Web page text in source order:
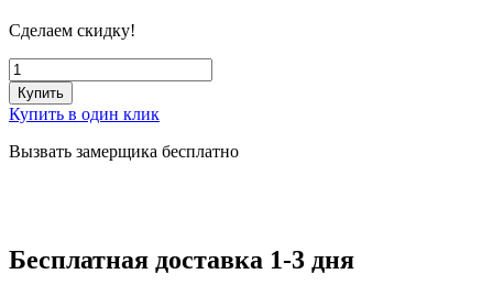
Сделаем скидку!
Купить
Купить в один клик
Вызвать замерщика бесплатно
Бесплатная доставка 1-3 дня